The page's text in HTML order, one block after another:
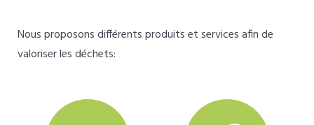
Nous proposons différents produits et services afin de
valoriser les déchets: